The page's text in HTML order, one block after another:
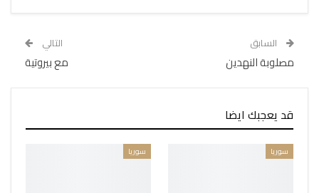
السابق
مصلوبة النهدين
التالي
مع بيروتية
قد يعجبك ايضا
سوريا سوريا